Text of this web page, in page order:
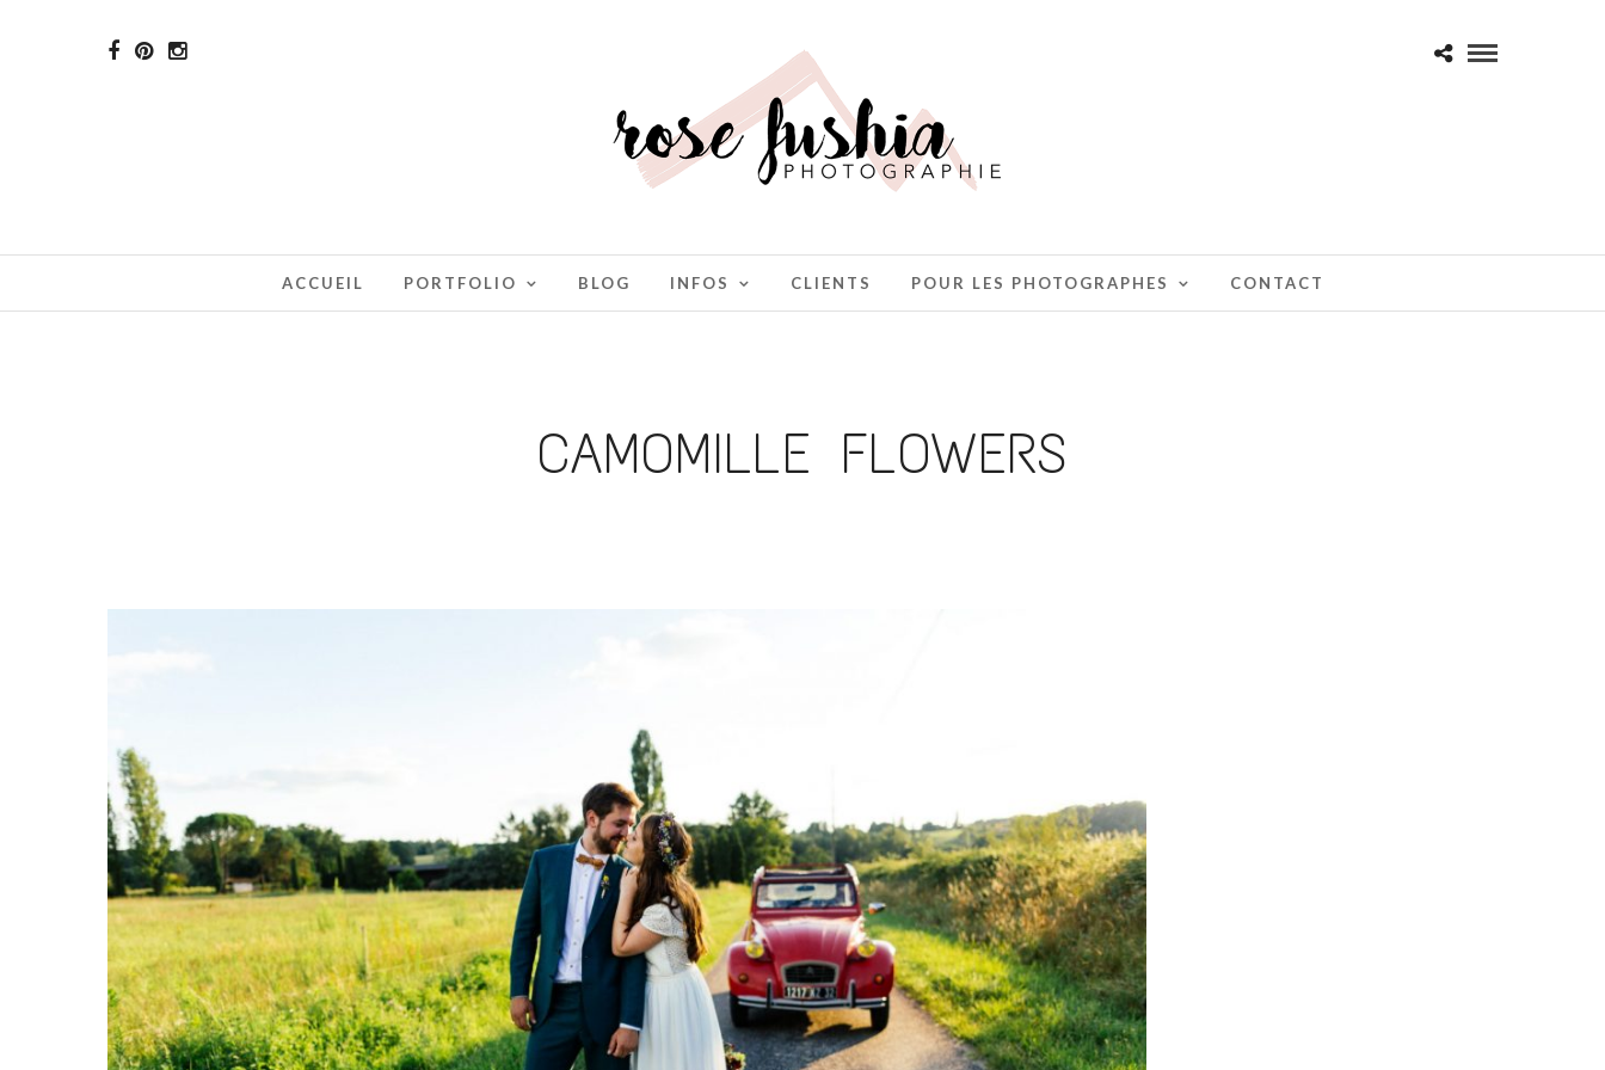
ACCUEIL PORTFOLIO BLOG INFOS CLIENTS POUR LES PHOTOGRAPHES CONTACT
CAMOMILLE FLOWERS